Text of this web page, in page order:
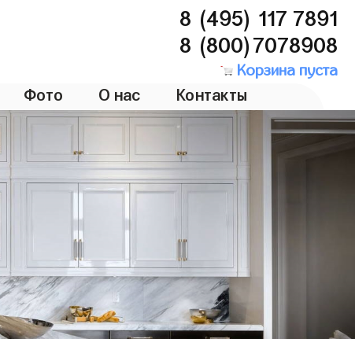
8 (495) 117 7891
8 (800)7078908
Корзина пуста
Фото О нас Контакты